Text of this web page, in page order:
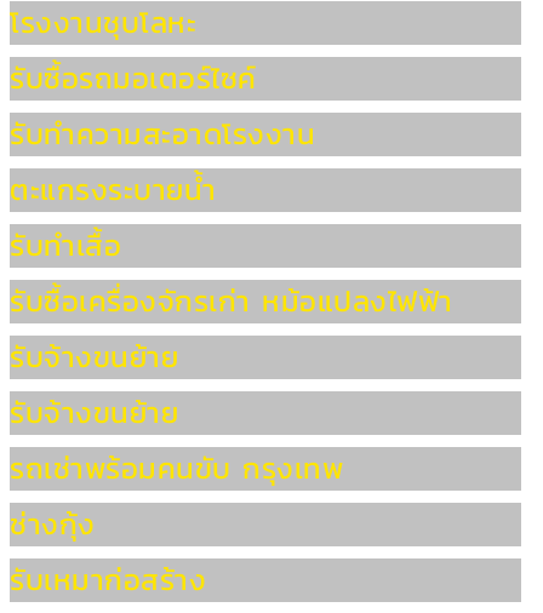
โรงงานชุบโลหะ
รับซื้อรถมอเตอร์ไซค์
รับทำความสะอาดโรงงาน
ตะแกรงระบายน้ำ
รับทำเสื้อ
รับซื้อเครื่องจักรเก่า หม้อแปลงไฟฟ้า
รับจ้างขนย้าย
รับจ้างขนย้าย
รถเช่าพร้อมคนขับ กรุงเทพ
ช่างกุ้ง
รับเหมาก่อสร้าง